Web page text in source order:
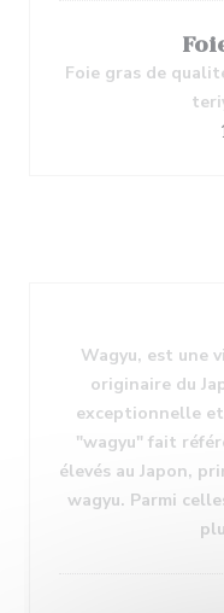
Foie gras de
Wagyu, est une
originaire du
exceptionnelle
"wagyu" fait
élevés au Japon,
wagyu. Parmi